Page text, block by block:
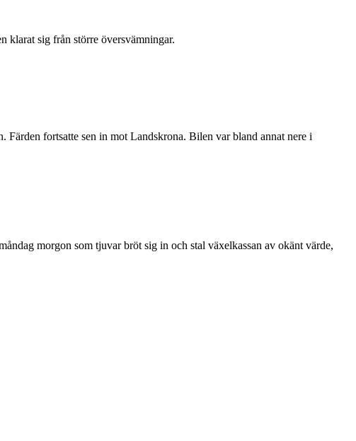
klarat sig från större översvämningar.
fortsatte sen in mot Landskrona. Bilen var bland annat nere i
morgon som tjuvar bröt sig in och stal växelkassan av okänt värde,